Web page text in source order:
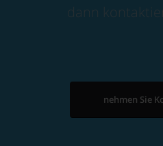
dann
nehmen Sie